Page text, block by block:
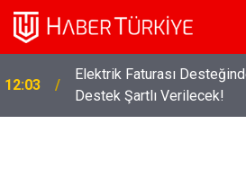
12:03
Elektrik Faturası
Destek Şartlı Verilecek!